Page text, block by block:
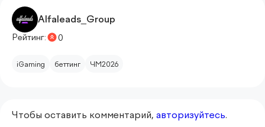
Alfaleads_Group
Рейтинг: 0
iGaming беттинг ЧМ2026
Чтобы оставить комментарий, авторизуйтесь.